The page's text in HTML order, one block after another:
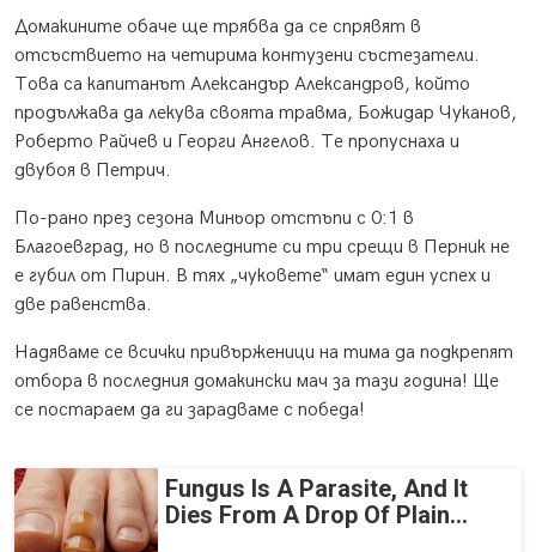
Домакините обаче ще трябва да се спрявят в
отсъствието на четирима контузени състезатели.
Това са капитанът Александър Александров, който
продължава да лекува своята травма, Божидар Чуканов,
Роберто Райчев и Георги Ангелов. Те пропуснаха и
двубоя в Петрич.
По-рано през сезона Миньор отстъпи с 0:1 в
Благоевград, но в последните си три срещи в Перник не
е губил от Пирин. В тях „чуковете“ имат един успех и
две равенства.
Надяваме се всички привърженици на тима да подкрепят
отбора в последния домакински мач за тази година! Ще
се постараем да ги зарадваме с победа!
Fungus Is A Parasite, And It
Dies From A Drop Of Plain...